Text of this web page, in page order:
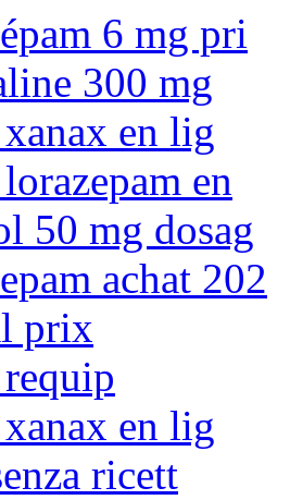
6 mg pri
300 mg
en lig
en
50 mg dosag
achat 202
prix
en lig
ricett